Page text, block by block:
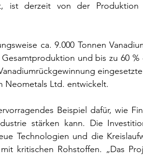
ist derzeit von der Produktion
ca. 9.000 Tonnen
und bis zu 60 %
Neometals Ltd. entwickelt.
Beispiel dafür, wie
stärken kann. Die
Technologien und die
kritischen Rohstoffen. „Das